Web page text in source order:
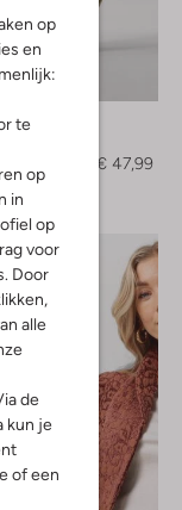
op
en
te
op
in
op
voor
Door
alle
de
kun je
of een
-60%
Inwear
€ 47,99